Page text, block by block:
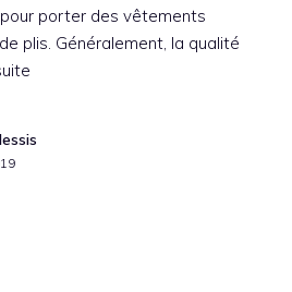
porter des vêtements
plis. Généralement, la qualité